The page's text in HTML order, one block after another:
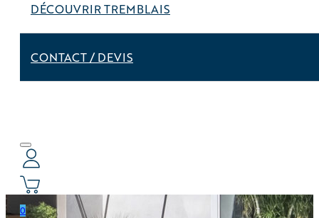
DÉCOUVRIR TREMBLAIS
CONTACT / DEVIS
0